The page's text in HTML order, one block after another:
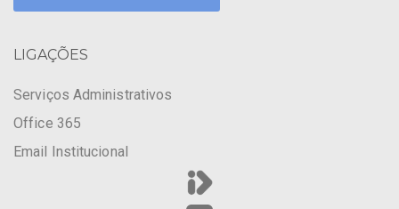
LIGAÇÕES
Serviços Administrativos
Office 365
Email Institucional